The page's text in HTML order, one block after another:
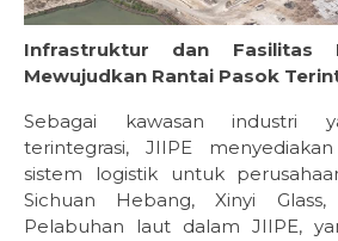
Infrastruktur dan Fasilitas
Mewujudkan Rantai Pasok
Sebagai kawasan industri
terintegrasi, JIIPE
sistem logistik untuk
Sichuan Hebang, Xinyi
Pelabuhan laut dalam JIIPE,